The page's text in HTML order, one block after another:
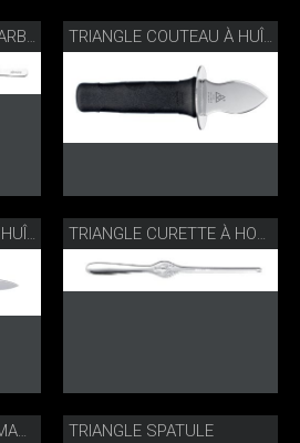
TRIANGLE PINCETTE BARBECUE TRIANGLE COUTEAU À HUÎTRES
TRIANGLE COUTEAU À HUÎTRES TRIANGLE CURETTE À HOMARD
TRIANGLE PINCE À HOMARD TRIANGLE SPATULE